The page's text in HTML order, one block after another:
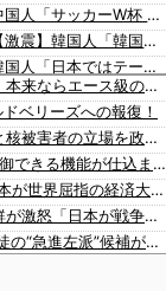
中国人「サッカーW杯 日本紙がブラジル戦のベンチ横の録音を公開」 中国人「森保一は正しかった」「後知恵の諸葛亮ばかり」
【激震】韓国人「韓国サッカー協会、W杯・五輪で複数回の性接待を行い審判を買収していたことが発覚…（ﾌﾞﾙﾌﾞﾙ」＝韓国の反応
韓国人「日本ではテーブルに肘をついてはいけない？日本の食事マナーが想像以上に厳格すぎて韓国人が衝撃！」→「これが日本の食事マナーか？‥」
韓国人「韓国サッカー協会W杯予選で外国人審判に性接待したことが発覚！」
海外「大谷翔平が1試合2発！完全に人間離れしているんだが…」
海外「大谷翔平がワールドシリーズ3連覇＆WSMVPなら歴代何位？海外ファンの答えがこちら」
韓国人「日本の女子高生のセーラー服と外国人観光客の関係性」
韓国人「広告塔としても活躍…」大谷翔平が『日立建機』ブランドアンバサダーに就任、来年4月に社名変更で国内外へ発信へ
韓国人「日本旅行へ行ったら、絶対に若いうちにやっておいた方がいいことがこちら・・・」
高市内閣の政策を妨害しまくった財務省の大物官僚、本来ならエース級の人材が就くはずのないポストに送られ……
ベリーズへの報復！
中国外務省、広島原爆投下に関して「同情を得ようと核被害者の立場を政治利用」
中国製ルーター20機種にバックドア 外部から完全制御できる機能が仕込まれていた
石油もない、鉄もない、国土の7割は山…それでも日本が世界屈指の経済大国になれた「勤勉さ」以外の勝因！
日本が長距離巡航ミサイルの試験発射に成功！北朝鮮が激怒「日本が戦争国家になろうとしている」「絶対に傍観しない、必ず後悔させる」
アメリカ・ミシガン州の民主党予備選挙 イスラム教徒の“急進左派”候補が勝利確実に⋯トランプ氏は批判